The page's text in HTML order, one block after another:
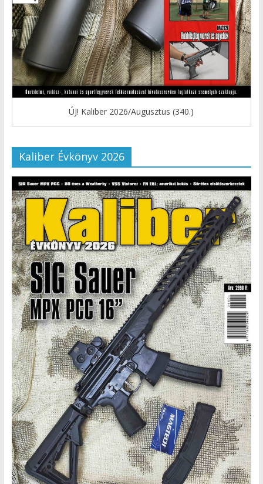
ÚJ! Kaliber 2026/Augusztus (340.)
Kaliber Évkönyv 2026